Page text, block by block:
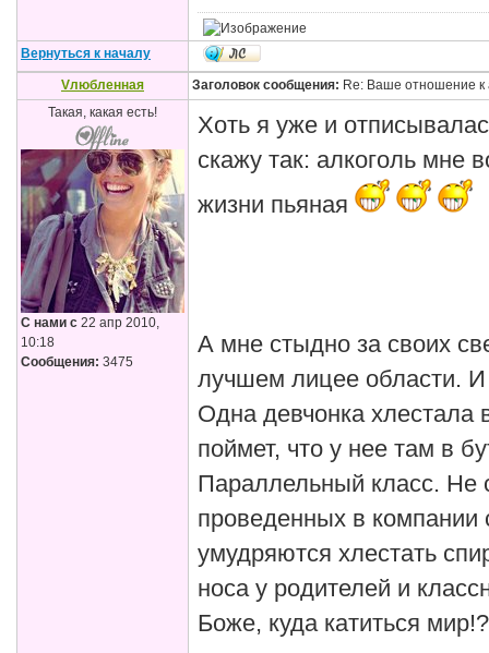
Вернуться к началу
Vлюбленная Заголовок сообщения: Re: Ваше отношение к
Такая, какая есть!
С нами с 22 апр 2010,
10:18
Сообщения: 3475
Хоть я уже и
скажу так: алкоголь мне
жизни пьяная
А мне стыдно за своих
лучшем лицее области.
Одна девчонка хлестала
поймет, что у нее там в
Параллельный класс. Не
проведенных в компании
умудряются хлестать
носа у родителей и
Боже, куда катиться мир!?